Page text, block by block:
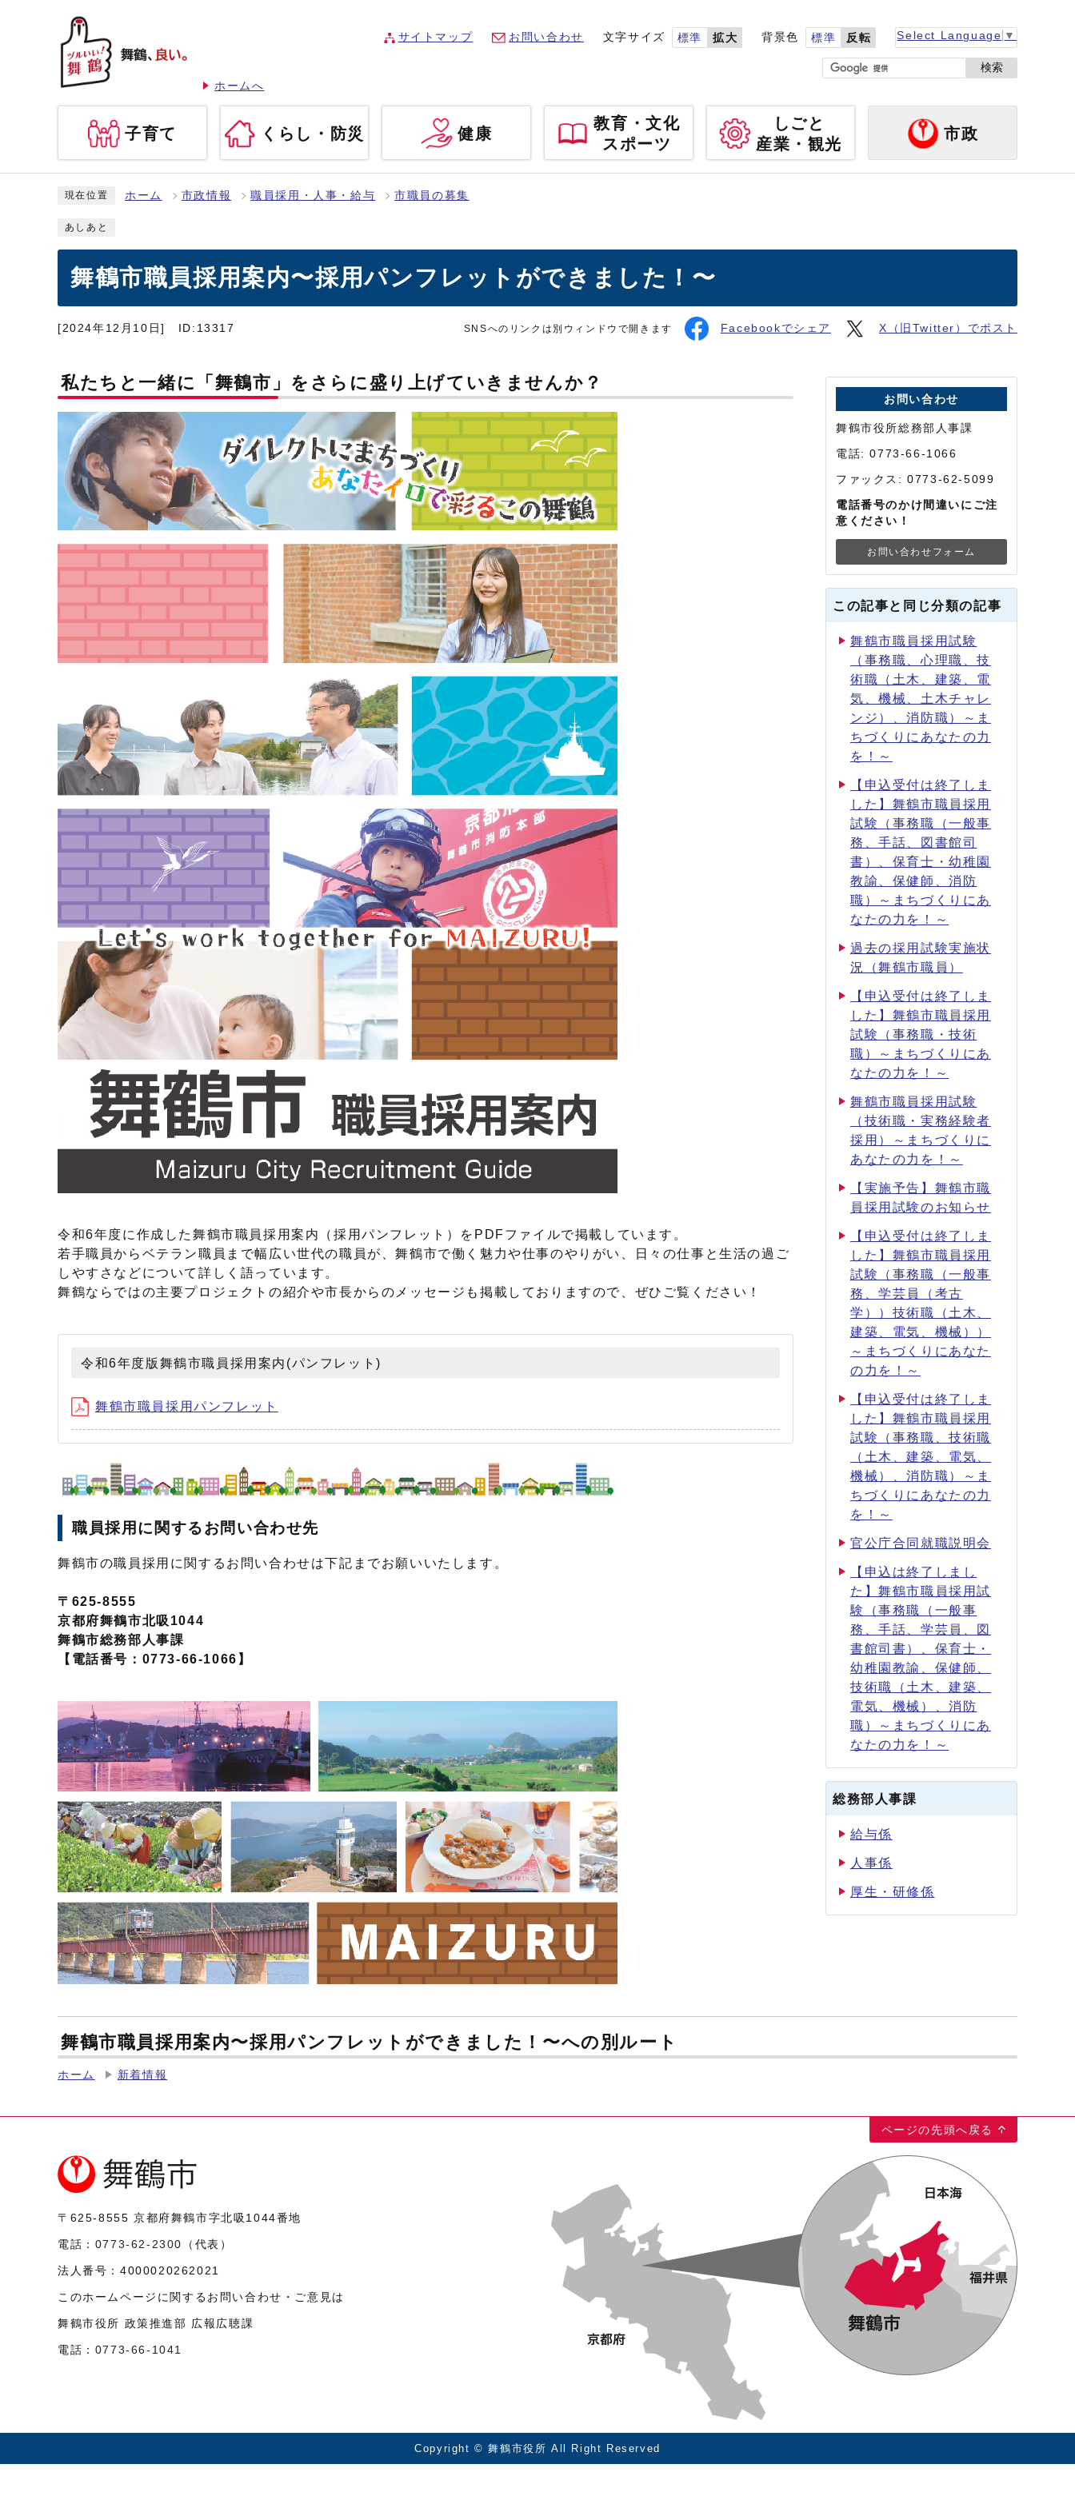
ホームへ
サイトマップ お問い合わせ 文字サイズ 標準 拡大 背景色 標準 反転 Select Language ▼
検索
子育て くらし・防災 健康
教育・文化
スポーツ
しごと
産業・観光
市政
現在位置 ホーム 市政情報 職員採用・人事・給与 市職員の募集
あしあと
舞鶴市職員採用案内〜採用パンフレットができました！〜
[2024年12月10日] ID:13317 SNSへのリンクは別ウィンドウで開きます Facebookでシェア X（旧Twitter）でポスト
私たちと一緒に「舞鶴市」をさらに盛り上げていきませんか？
令和6年度に作成した舞鶴市職員採用案内（採用パンフレット）をPDFファイルで掲載しています。
若手職員からベテラン職員まで幅広い世代の職員が、舞鶴市で働く魅力や仕事のやりがい、日々の仕事と生活の過ご
しやすさなどについて詳しく語っています。
舞鶴ならではの主要プロジェクトの紹介や市長からのメッセージも掲載しておりますので、ぜひご覧ください！
令和6年度版舞鶴市職員採用案内(パンフレット)
舞鶴市職員採用パンフレット
職員採用に関するお問い合わせ先
舞鶴市の職員採用に関するお問い合わせは下記までお願いいたします。
〒625-8555
京都府舞鶴市北吸1044
舞鶴市総務部人事課
【電話番号：0773-66-1066】
お問い合わせ
舞鶴市役所総務部人事課
電話: 0773-66-1066
ファックス: 0773-62-5099
電話番号のかけ間違いにご注
意ください！
お問い合わせフォーム
この記事と同じ分類の記事
舞鶴市職員採用試験
（事務職、心理職、技
術職（土木、建築、電
気、機械、土木チャレ
ンジ）、消防職）～ま
ちづくりにあなたの力
を！～
【申込受付は終了しま
した】舞鶴市職員採用
試験（事務職（一般事
務、手話、図書館司
書）、保育士・幼稚園
教諭、保健師、消防
職）～まちづくりにあ
なたの力を！～
過去の採用試験実施状
況（舞鶴市職員）
【申込受付は終了しま
した】舞鶴市職員採用
試験（事務職・技術
職）～まちづくりにあ
なたの力を！～
舞鶴市職員採用試験
（技術職・実務経験者
採用）～まちづくりに
あなたの力を！～
【実施予告】舞鶴市職
員採用試験のお知らせ
【申込受付は終了しま
した】舞鶴市職員採用
試験（事務職（一般事
務、学芸員（考古
学））技術職（土木、
建築、電気、機械））
～まちづくりにあなた
の力を！～
【申込受付は終了しま
した】舞鶴市職員採用
試験（事務職、技術職
（土木、建築、電気、
機械）、消防職）～ま
ちづくりにあなたの力
を！～
官公庁合同就職説明会
【申込は終了しまし
た】舞鶴市職員採用試
験（事務職（一般事
務、手話、学芸員、図
書館司書）、保育士・
幼稚園教諭、保健師、
技術職（土木、建築、
電気、機械）、消防
職）～まちづくりにあ
なたの力を！～
総務部人事課
給与係
人事係
厚生・研修係
舞鶴市職員採用案内〜採用パンフレットができました！〜への別ルート
ホーム 新着情報
ページの先頭へ戻る
〒625-8555 京都府舞鶴市字北吸1044番地
電話： 0773-62-2300 （代表）
法人番号： 4000020262021
このホームページに関するお問い合わせ・ご意見は
舞鶴市役所 政策推進部 広報広聴課
電話： 0773-66-1041
Copyright © 舞鶴市役所 All Right Reserved